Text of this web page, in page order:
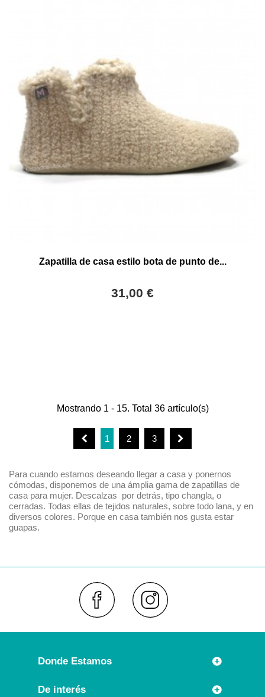
Zapatilla de casa estilo bota de punto de...
31,00 €
Mostrando 1 - 15. Total 36 artículo(s)
1 2 3
Para cuando estamos deseando llegar a casa y ponernos
cómodas, disponemos de una ámplia gama de zapatillas de
casa para mujer. Descalzas por detrás, tipo changla, o
cerradas. Todas ellas de tejidos naturales, sobre todo lana, y en
diversos colores. Porque en casa también nos gusta estar
guapas.
Donde Estamos
Rúa Príncipe 7
De interés